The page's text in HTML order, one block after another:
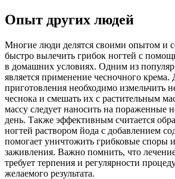
Опыт других людей
Многие люди делятся своими опытом и
быстро вылечить грибок ногтей с
в домашних условиях. Одним из
является применение чесночного крема.
приготовления необходимо измельчить
чеснока и смешать их с растительным
массу следует наносить на пораженные
день. Также эффективным считается
ногтей раствором йода с добавлением
помогает уничтожить грибковые споры
заживления. Важно помнить, что
требует терпения и регулярности
желаемого результата.